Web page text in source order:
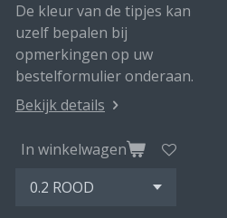
De kleur van de tipjes kan
uzelf bepalen bij
opmerkingen op uw
bestelformulier onderaan.
Bekijk details
In winkelwagen